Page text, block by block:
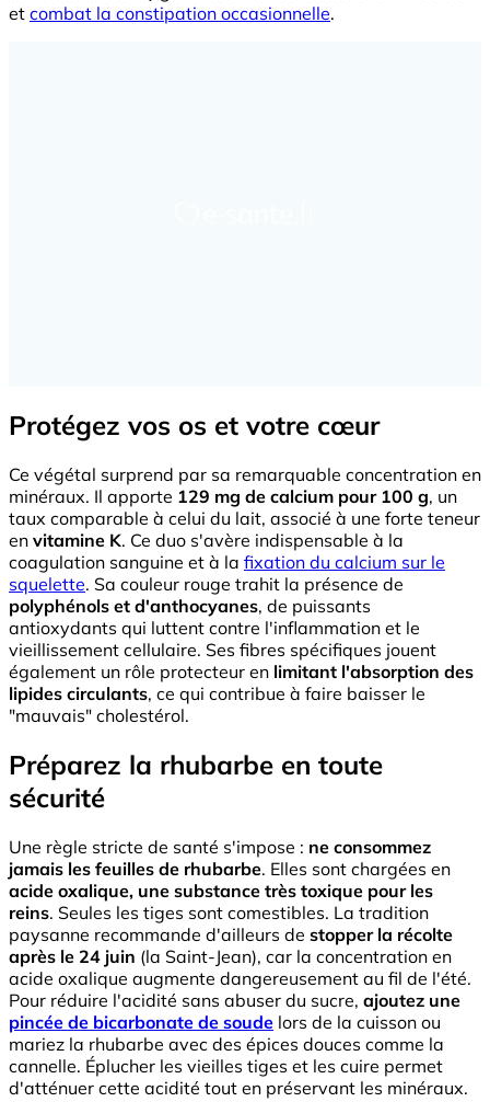
et combat la constipation occasionnelle.
Protégez vos os et votre cœur
Ce végétal surprend par sa remarquable concentration en
minéraux. Il apporte 129 mg de calcium pour 100 g, un
taux comparable à celui du lait, associé à une forte teneur
en vitamine K. Ce duo s'avère indispensable à la
coagulation sanguine et à la fixation du calcium sur le
squelette. Sa couleur rouge trahit la présence de
polyphénols et d'anthocyanes, de puissants
antioxydants qui luttent contre l'inflammation et le
vieillissement cellulaire. Ses fibres spécifiques jouent
également un rôle protecteur en limitant l'absorption des
lipides circulants, ce qui contribue à faire baisser le
"mauvais" cholestérol.
Préparez la rhubarbe en toute
sécurité
Une règle stricte de santé s'impose : ne consommez
jamais les feuilles de rhubarbe. Elles sont chargées en
acide oxalique, une substance très toxique pour les
reins. Seules les tiges sont comestibles. La tradition
paysanne recommande d'ailleurs de stopper la récolte
après le 24 juin (la Saint-Jean), car la concentration en
acide oxalique augmente dangereusement au fil de l'été.
Pour réduire l'acidité sans abuser du sucre, ajoutez une
pincée de bicarbonate de soude lors de la cuisson ou
mariez la rhubarbe avec des épices douces comme la
cannelle. Éplucher les vieilles tiges et les cuire permet
d'atténuer cette acidité tout en préservant les minéraux.